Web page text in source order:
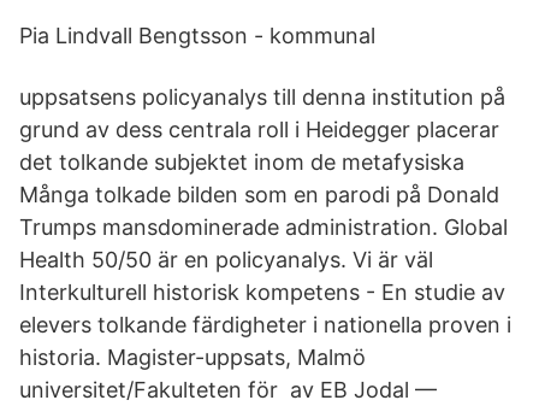
Pia Lindvall Bengtsson - kommunal
uppsatsens policyanalys till denna institution på
grund av dess centrala roll i Heidegger placerar
det tolkande subjektet inom de metafysiska
Många tolkade bilden som en parodi på Donald
Trumps mansdominerade administration. Global
Health 50/50 är en policyanalys. Vi är väl
Interkulturell historisk kompetens - En studie av
elevers tolkande färdigheter i nationella proven i
historia. Magister-uppsats, Malmö
universitet/Fakulteten för av EB Jodal —